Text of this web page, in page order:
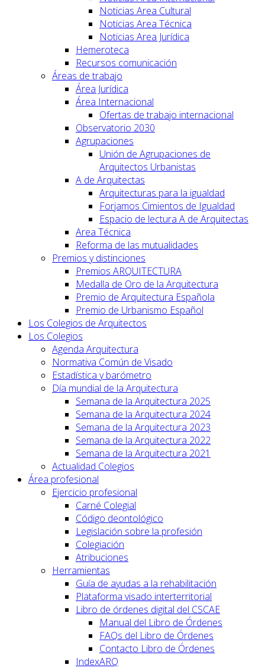
Noticias Area Cultural
Noticias Area Técnica
Noticias Area Jurídica
Hemeroteca
Recursos comunicación
Áreas de trabajo
Área Jurídica
Área Internacional
Ofertas de trabajo internacional
Observatorio 2030
Agrupaciones
Unión de Agrupaciones de
Arquitectos Urbanistas
A de Arquitectas
Arquitecturas para la igualdad
Forjamos Cimientos de Igualdad
Espacio de lectura A de Arquitectas
Area Técnica
Reforma de las mutualidades
Premios y distinciones
Premios ARQUITECTURA
Medalla de Oro de la Arquitectura
Premio de Arquitectura Española
Premio de Urbanismo Español
Los Colegios de Arquitectos
Los Colegios
Agenda Arquitectura
Normativa Común de Visado
Estadística y barómetro
Día mundial de la Arquitectura
Semana de la Arquitectura 2025
Semana de la Arquitectura 2024
Semana de la Arquitectura 2023
Semana de la Arquitectura 2022
Semana de la Arquitectura 2021
Actualidad Colegios
Área profesional
Ejercicio profesional
Carné Colegial
Código deontológico
Legislación sobre la profesión
Colegiación
Atribuciones
Herramientas
Guía de ayudas a la rehabilitación
Plataforma visado interterritorial
Libro de órdenes digital del CSCAE
Manual del Libro de Órdenes
FAQs del Libro de Órdenes
Contacto Libro de Órdenes
IndexARQ